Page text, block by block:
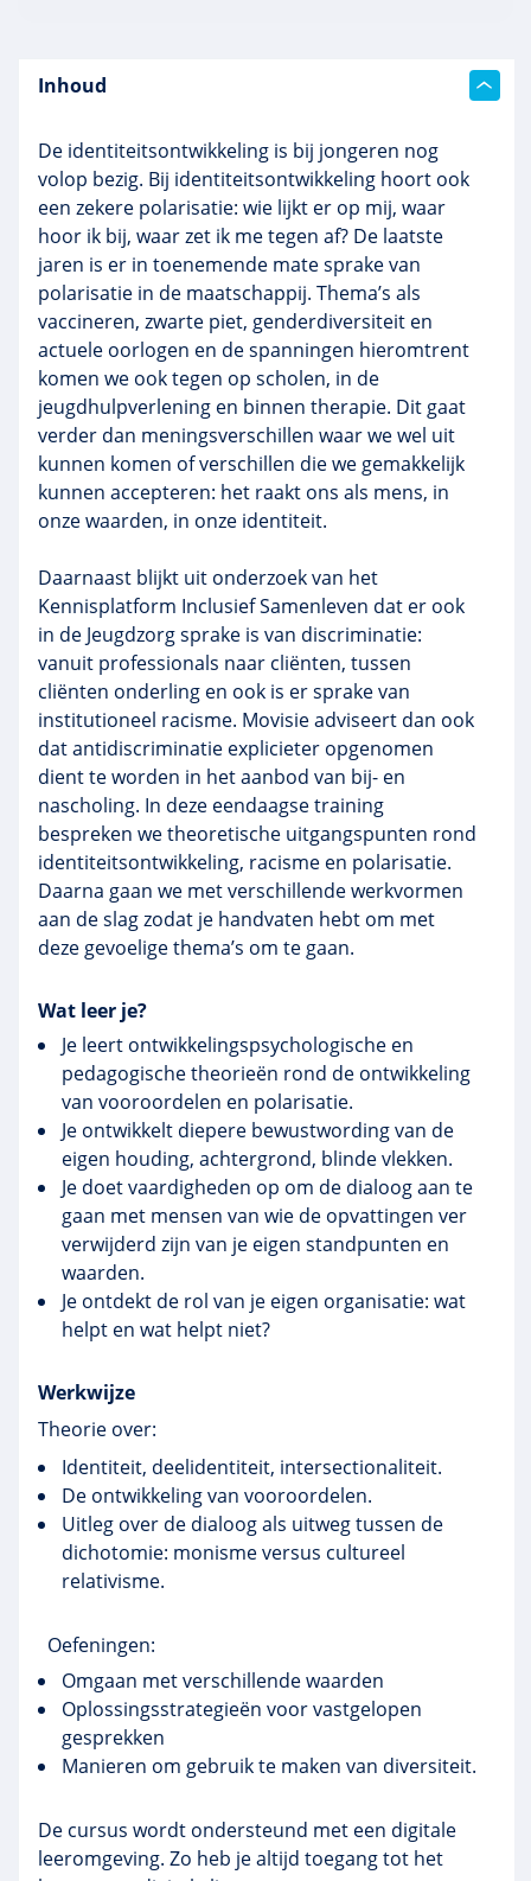
Inhoud
De identiteitsontwikkeling is bij jongeren nog
volop bezig. Bij identiteitsontwikkeling hoort ook
een zekere polarisatie: wie lijkt er op mij, waar
hoor ik bij, waar zet ik me tegen af? De laatste
jaren is er in toenemende mate sprake van
polarisatie in de maatschappij. Thema’s als
vaccineren, zwarte piet, genderdiversiteit en
actuele oorlogen en de spanningen hieromtrent
komen we ook tegen op scholen, in de
jeugdhulpverlening en binnen therapie. Dit gaat
verder dan meningsverschillen waar we wel uit
kunnen komen of verschillen die we gemakkelijk
kunnen accepteren: het raakt ons als mens, in
onze waarden, in onze identiteit.
Daarnaast blijkt uit onderzoek van het
Kennisplatform Inclusief Samenleven dat er ook
in de Jeugdzorg sprake is van discriminatie:
vanuit professionals naar cliënten, tussen
cliënten onderling en ook is er sprake van
institutioneel racisme. Movisie adviseert dan ook
dat antidiscriminatie explicieter opgenomen
dient te worden in het aanbod van bij- en
nascholing. In deze eendaagse training
bespreken we theoretische uitgangspunten rond
identiteitsontwikkeling, racisme en polarisatie.
Daarna gaan we met verschillende werkvormen
aan de slag zodat je handvaten hebt om met
deze gevoelige thema’s om te gaan.
Wat leer je?
Je leert ontwikkelingspsychologische en
pedagogische theorieën rond de ontwikkeling
van vooroordelen en polarisatie.
Je ontwikkelt diepere bewustwording van de
eigen houding, achtergrond, blinde vlekken.
Je doet vaardigheden op om de dialoog aan te
gaan met mensen van wie de opvattingen ver
verwijderd zijn van je eigen standpunten en
waarden.
Je ontdekt de rol van je eigen organisatie: wat
helpt en wat helpt niet?
Werkwijze
Theorie over:
Identiteit, deelidentiteit, intersectionaliteit.
De ontwikkeling van vooroordelen.
Uitleg over de dialoog als uitweg tussen de
dichotomie: monisme versus cultureel
relativisme.
Oefeningen:
Omgaan met verschillende waarden
Oplossingsstrategieën voor vastgelopen
gesprekken
Manieren om gebruik te maken van diversiteit.
De cursus wordt ondersteund met een digitale
leeromgeving. Zo heb je altijd toegang tot het